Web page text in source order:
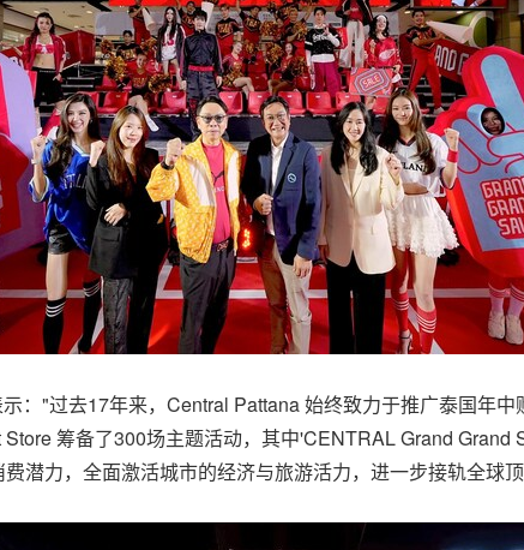
："过去17年来，Central Pattana 始终致力于推广泰国年
筹备了300场主题活动，其中'CENTRAL Grand
潜力，全面激活城市的经济与旅游活力，进一步接轨全球